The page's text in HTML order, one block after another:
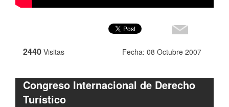
2440 Visitas Fecha: 08 Octubre 2007
Congreso Internacional de Derecho
Turístico